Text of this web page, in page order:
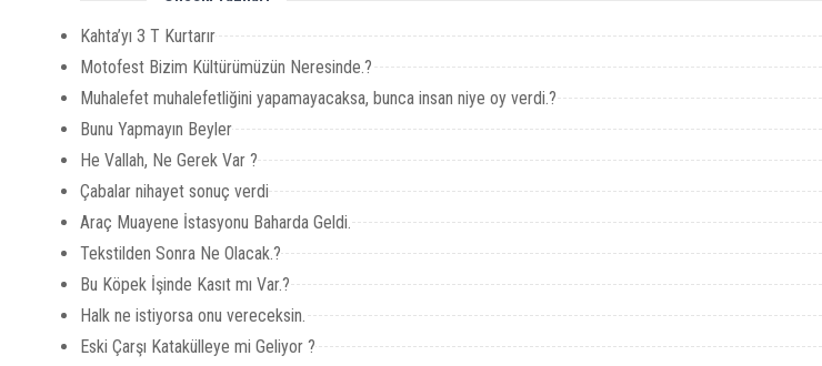
Kahta’yı 3 T Kurtarır
Motofest Bizim Kültürümüzün Neresinde.?
Muhalefet muhalefetliğini yapamayacaksa, bunca insan niye oy verdi.?
Bunu Yapmayın Beyler
He Vallah, Ne Gerek Var ?
Çabalar nihayet sonuç verdi
Araç Muayene İstasyonu Baharda Geldi.
Tekstilden Sonra Ne Olacak.?
Bu Köpek İşinde Kasıt mı Var.?
Halk ne istiyorsa onu vereceksin.
Eski Çarşı Katakülleye mi Geliyor ?